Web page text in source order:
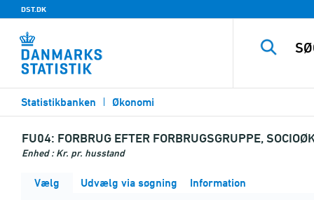
DST.DK
Statistikbanken Økonomi
FU04: FORBRUG EFTER FORBRUGSGRUPPE,
Enhed : Kr. pr. husstand
Vælg Udvælg via søgning Information